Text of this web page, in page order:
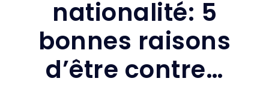
nationalité: 5
bonnes raisons
d’être contre…